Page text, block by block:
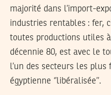
majorité dans l’import-
industries rentables : fer,
toutes productions utiles
décennie 80, est avec le
l’un des secteurs les plus
égyptienne ‘’libéralisée’’.